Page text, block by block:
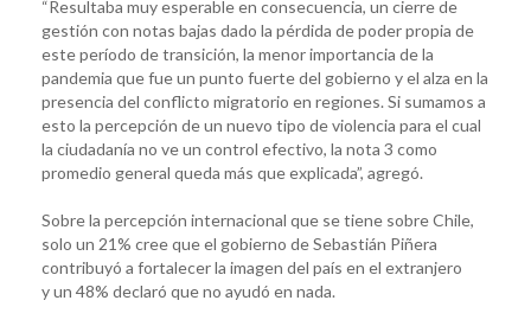
“Resultaba muy esperable en consecuencia, un cierre de
gestión con notas bajas dado la pérdida de poder propia de
este período de transición, la menor importancia de la
pandemia que fue un punto fuerte del gobierno y el alza en la
presencia del conflicto migratorio en regiones. Si sumamos a
esto la percepción de un nuevo tipo de violencia para el cual
la ciudadanía no ve un control efectivo, la nota 3 como
promedio general queda más que explicada”, agregó.
Sobre la percepción internacional que se tiene sobre Chile,
solo un 21% cree que el gobierno de Sebastián Piñera
contribuyó a fortalecer la imagen del país en el extranjero
y un 48% declaró que no ayudó en nada.